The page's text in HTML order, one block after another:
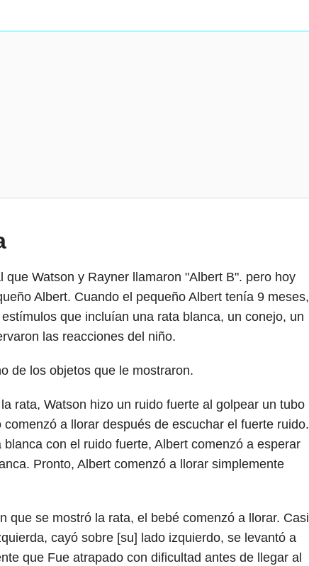
Watson y Rayner llamaron "Albert B". pero hoy
Albert. Cuando el pequeño Albert tenía 9 meses,
que incluían una rata blanca, un conejo, un
las reacciones del niño.
de los objetos que le mostraron.
rata, Watson hizo un ruido fuerte al golpear un tubo
a llorar después de escuchar el fuerte ruido.
con el ruido fuerte, Albert comenzó a esperar
Pronto, Albert comenzó a llorar simplemente
que se mostró la rata, el bebé comenzó a llorar. Casi
cayó sobre [su] lado izquierdo, se levantó a
que Fue atrapado con dificultad antes de llegar al